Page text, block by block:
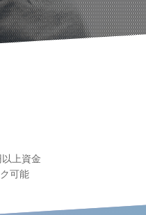
上資金
可能